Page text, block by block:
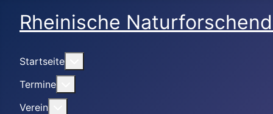
Rheinische
Startseite
Termine
Verein